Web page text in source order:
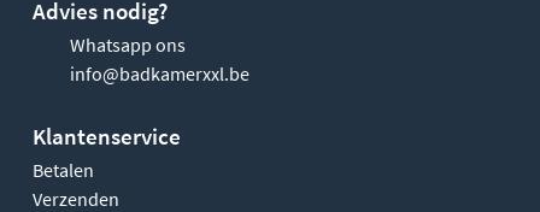
Advies nodig?
Whatsapp ons
info@badkamerxxl.be
Klantenservice
Betalen
Verzenden